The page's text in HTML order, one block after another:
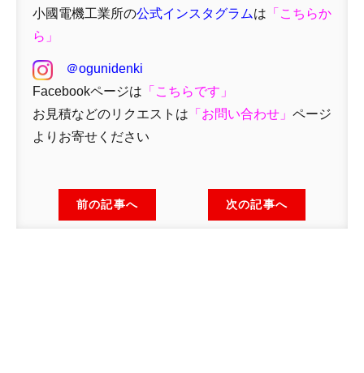
小國電機工業所の公式インスタグラムは 「 こちらか
ら」
＠ogunidenki
Facebookページは 「 こちらです」
お見積などのリクエストは 「 お問い合わせ 」 ページ
よりお寄せください
前の記事へ 次の記事へ